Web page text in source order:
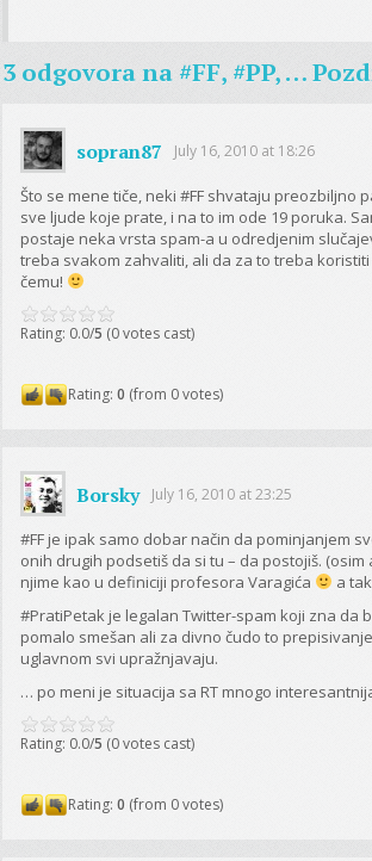
3 odgovora na #FF, #PP, …
sopran87 July 16, 2010 at 18:26
Što se mene tiče, neki #FF shvataju preozbiljno
sve ljude koje prate, i na to im ode 19 poruka.
postaje neka vrsta spam-a u odredjenim
treba svakom zahvaliti, ali da za to treba koristiti
čemu!
Rating: 0.0/5 (0 votes cast)
Rating:0 (from 0 votes)
Borsky July 16, 2010 at 23:25
#FF je ipak samo dobar način da pominjanjem
onih drugih podsetiš da si tu – da postojiš.
njime kao u definiciji profesora Varagića
a
#PratiPetak je legalan Twitter-spam koji zna da
pomalo smešan ali za divno čudo to
uglavnom svi upražnjavaju.
… po meni je situacija sa RT mnogo
Rating: 0.0/5 (0 votes cast)
Rating:0 (from 0 votes)